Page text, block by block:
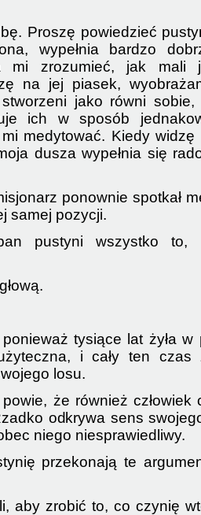
Proszę powiedzieć
wypełnia bardzo
mi zrozumieć, jak mali
na jej piasek,
jako równi
ich w sposób
medytować. Kiedy
dusza wypełnia się
ponownie spotkał
samej pozycji.
pustyni wszystko to,
tysiące lat żyła
i cały ten czas
losu.
że również człowiek
odkrywa sens
niego niesprawiedliwy.
przekonają te
aby zrobić to, co czynię